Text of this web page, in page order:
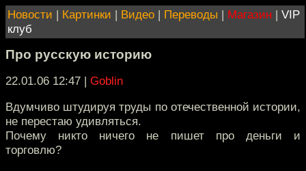
Новости | Картинки | Видео | Переводы | Магазин | VIP
клуб
Про русскую историю
22.01.06 12:47 | Goblin
Вдумчиво штудируя труды по отечественной истории,
не перестаю удивляться.
Почему никто ничего не пишет про деньги и
торговлю?